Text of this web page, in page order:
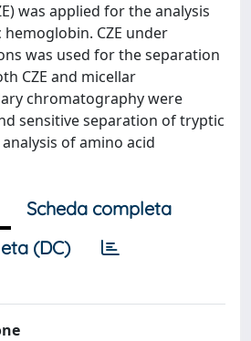
was applied for the analysis
CZE under
was used for the separation
CZE and micellar
chromatography were
sensitive separation of tryptic
of amino acid
Scheda completa
(DC)